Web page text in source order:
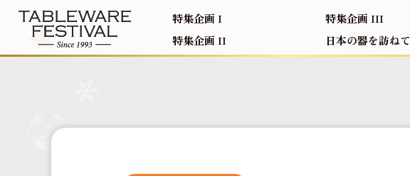
特集企画 I
特集企画 II
特集企画 III
日本の器を訪ねて